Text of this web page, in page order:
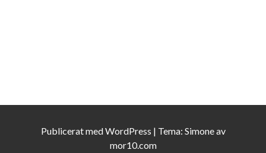
Publicerat medWordPress | Tema: Simoneav
mor10.com